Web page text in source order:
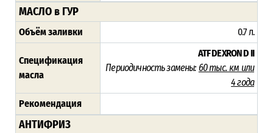
МАСЛО в ГУР
Объём заливки 0.7 л.
Спецификация
масла
ATF DEXRON D II
Периодичность замены: 60 тыс. км или
4 года
Рекомендация
АНТИФРИЗ